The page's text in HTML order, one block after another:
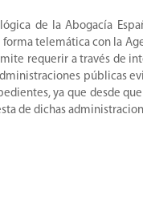
de la Abogacía
telemática con la
requerir a través de
públicas
ya que desde
de dichas